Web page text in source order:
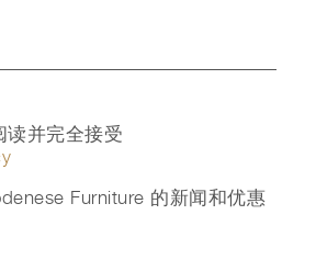
读并完全接受
Furniture 的新闻和优惠